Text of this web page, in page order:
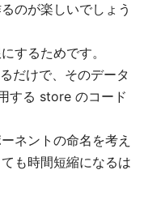
のが楽しいでしょう
するためです。
だけで、そのデータ
する store のコード
ネントの命名を考え
も時間短縮になるは